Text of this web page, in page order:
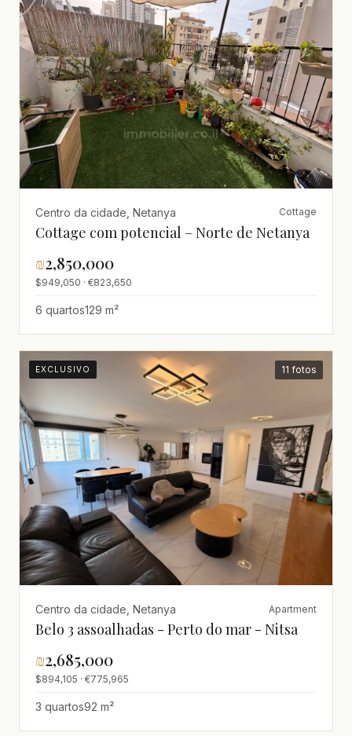
Centro da cidade, Netanya Cottage
Cottage com potencial – Norte de Netanya
₪2,850,000
$949,050 · €823,650
6 quartos129 m²
EXCLUSIVO 11 fotos
Centro da cidade, Netanya Apartment
Belo 3 assoalhadas - Perto do mar - Nitsa
₪2,685,000
$894,105 · €775,965
3 quartos92 m²